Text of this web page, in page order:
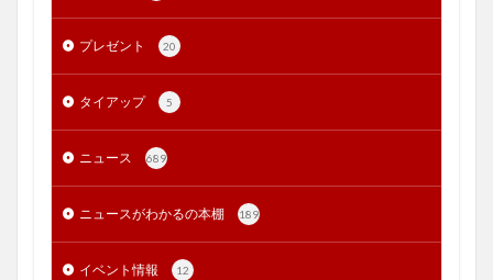
プレゼント 20
タイアップ 5
ニュース 689
ニュースがわかるの本棚 189
イベント情報 12